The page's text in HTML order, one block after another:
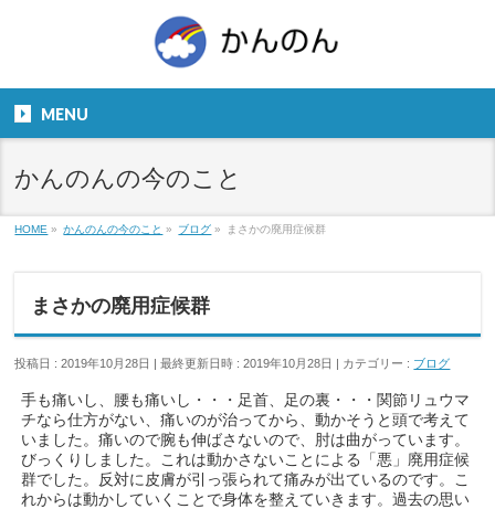
９：００～１８：００
MENU
かんのんの今のこと
HOME » かんのんの今のこと » ブログ » まさかの廃用症候群
まさかの廃用症候群
投稿日 : 2019年10月28日 最終更新日時 : 2019年10月28日 カテゴリー : ブログ
手も痛いし、腰も痛いし・・・足首、足の裏・・・関節リュウマ
チなら仕方がない、痛いのが治ってから、動かそうと頭で考えて
いました。痛いので腕も伸ばさないので、肘は曲がっています。
びっくりしました。これは動かさないことによる「悪」廃用症候
群でした。反対に皮膚が引っ張られて痛みが出ているのです。こ
れからは動かしていくことで身体を整えていきます。過去の思い